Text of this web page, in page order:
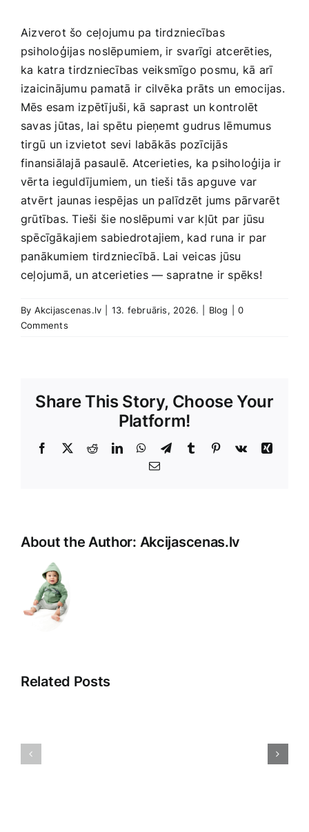
Aizverot šo ceļojumu pa tirdzniecības
psiholoģijas noslēpumiem, ir svarīgi atcerēties,
ka katra ⁣tirdzniecības veiksmīgo posmu, kā arī
izaicinājumu pamatā ir cilvēka prāts un emocijas.
Mēs esam izpētījuši, kā saprast un kontrolēt
savas jūtas, lai spētu pieņemt gudrus lēmumus⁢
tirgū⁣ un izvietot sevi labākās pozīcijās
finansiālajā pasaulē. ⁢Atcerieties, ka psiholoģija ir
vērta ieguldījumiem, un tieši tās apguve var
atvērt ‍jaunas iespējas un⁣ palīdzēt jums pārvarēt
grūtības. Tieši⁤ šie noslēpumi var ‌kļūt par jūsu
spēcīgākajiem sabiedrotajiem, kad⁣ runa⁤ ir par
panākumiem tirdzniecībā. Lai veicas jūsu
ceļojumā, un atcerieties — sapratne ir spēks!
By Akcijascenas.lv 13. februāris, 2026. Blog
0
Comments
Share This Story, Choose Your
Platform!
Facebook
X RedditLinkedInWhatsApp
TelegramTumblr Pinterest
Vk
Xing
E-
About the Author: Akcijascenas.lv
Related Posts
2025.